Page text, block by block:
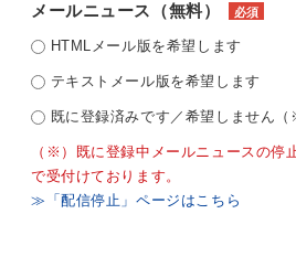
メールニュース（無料） 必須
HTMLメール版を希望します
テキストメール版を希望します
既に登録済みです／希望しません（
（※）既に登録中メールニュースの停
で受付けております。
≫「配信停止」ページはこちら